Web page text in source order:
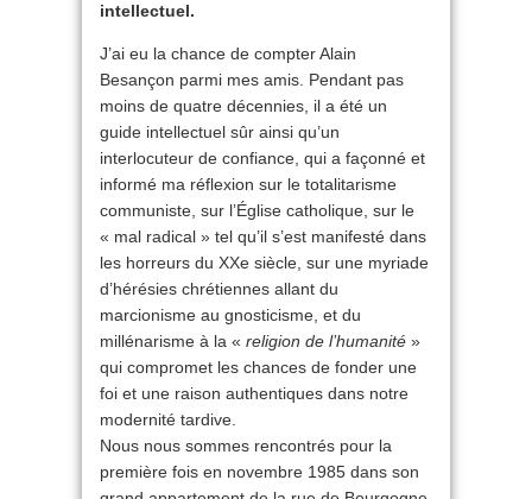
intellectuel.
J’ai eu la chance de compter Alain
Besançon parmi mes amis. Pendant pas
moins de quatre décennies, il a été un
guide intellectuel sûr ainsi qu’un
interlocuteur de confiance, qui a façonné et
informé ma réflexion sur le totalitarisme
communiste, sur l’Église catholique, sur le
« mal radical » tel qu’il s’est manifesté dans
les horreurs du XXe siècle, sur une myriade
d’hérésies chrétiennes allant du
marcionisme au gnosticisme, et du
millénarisme à la « religion de l’humanité »
qui compromet les chances de fonder une
foi et une raison authentiques dans notre
modernité tardive.
Nous nous sommes rencontrés pour la
première fois en novembre 1985 dans son